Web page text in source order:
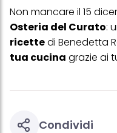
Non mancare il 15
Osteria del Curato:
ricettedi Benedetta
tua cucina grazie ai
Condividi
Se fai clic su "Modifica"
trattamento dei tuoi dati /
più degli scopi sopra
acconsenti all'uso dei
personali per tutte le finalità